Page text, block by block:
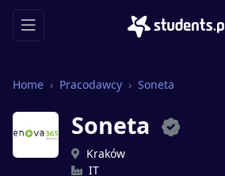
Home Pracodawcy Soneta
Soneta
Kraków
IT